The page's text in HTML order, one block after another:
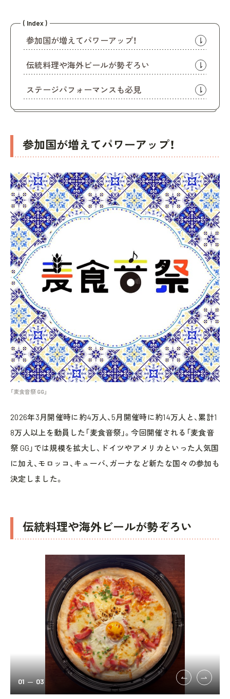
( Index )
参加国が増えてパワーアップ！
伝統料理や海外ビールが勢ぞろい
ステージパフォーマンスも必見
参加国が増えてパワーアップ！
「麦食音祭 GG」
2026年3月開催時に約4万人、5月開催時に約14万人と、累計1
8万人以上を動員した「麦食音祭」。今回開催される「麦食音
祭 GG」では規模を拡大し、ドイツやアメリカといった人気国
に加え、モロッコ、キューバ、ガーナなど新たな国々の参加も
決定しました。
伝統料理や海外ビールが勢ぞろい
01 03